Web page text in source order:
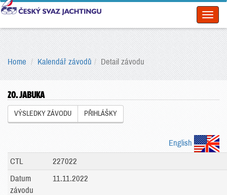
Home Kalendář závodů Detail závodu
20. JABUKA
VÝSLEDKY ZÁVODU PŘIHLÁŠKY
English
CTL
227022
Datum
závodu
11.11.2022